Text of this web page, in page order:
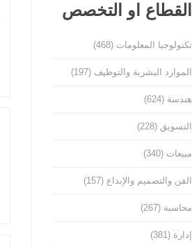
القطاع او التخصص
تكنولوجيا المعلومات (468)
الموارد البشرية والتوظيف (197)
هندسة (624)
التسويق (228)
مبيعات (340)
الفن والتصميم والإبداع (157)
محاسبة (267)
إدارة (381)